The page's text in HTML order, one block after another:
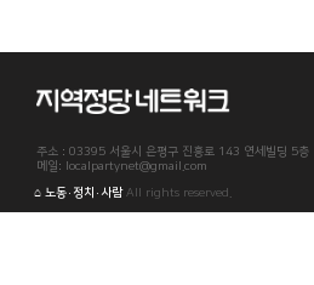
주소 : 03395 서울시 은평구 진흥로 143 연세빌딩 5층
메일: localpartynet@gmail.com
⌂ 노동·정치·사람All rights reserved.